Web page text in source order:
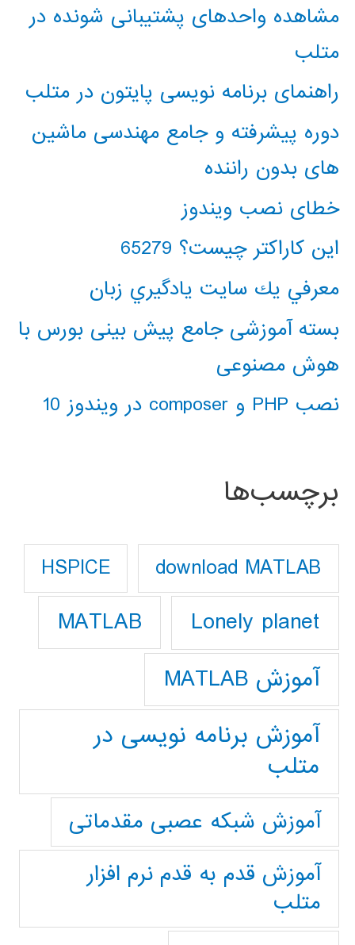
مشاهده واحدهای پشتیبانی شونده در
متلب
راهنمای برنامه نویسی پایتون در متلب
دوره پیشرفته و جامع مهندسی ماشین
های بدون راننده
خطای نصب ویندوز
این کاراکتر چیست؟ 65279
معرفي يك سايت يادگيري زبان
بسته آموزشی جامع پیش بینی بورس با
هوش مصنوعی
نصب PHP و composer در ویندوز 10
برچسب‌ها
download MATLAB
HSPICE
Lonely planet
MATLAB
آموزش MATLAB
آموزش برنامه نویسی در
متلب
آموزش شبکه عصبی مقدماتی
آموزش قدم به قدم نرم افزار
متلب